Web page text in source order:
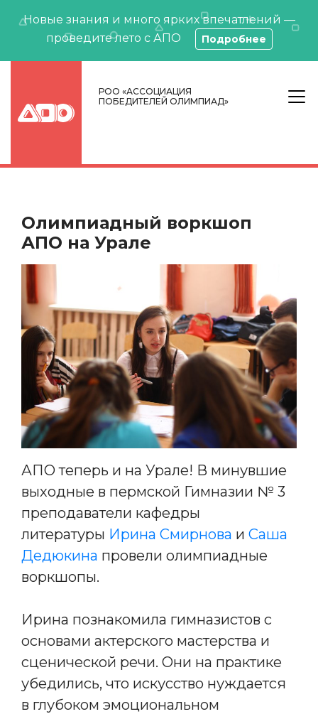
Новые знания и много ярких впечатлений —
проведите лето с АПО
Подробнее
РОО «АССОЦИАЦИЯ
ПОБЕДИТЕЛЕЙ ОЛИМПИАД»
Олимпиадный воркшоп
АПО на Урале
АПО теперь и на Урале! В минувшие
выходные в пермской Гимназии № 3
преподаватели кафедры
литературы Ирина Смирнова и Саша
Дедюкина провели олимпиадные
воркшопы.
Ирина познакомила гимназистов с
основами актерского мастерства и
сценической речи. Они на практике
убедились, что искусство нуждается
в глубоком эмоциональном